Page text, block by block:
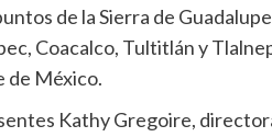
de la Sierra de
Coacalco, Tultitlán y
de México.
Kathy Gregoire,